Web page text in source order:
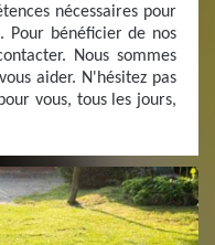
nécessaires pour
Pour bénéficier de nos
Nous sommes
aider. N'hésitez pas
vous, tous les jours,